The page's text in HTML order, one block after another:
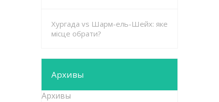
Хургада vs Шарм-ель-Шейх: яке
місце обрати?
Архивы
Архивы